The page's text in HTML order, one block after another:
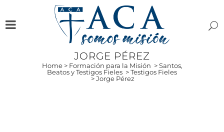
JORGE PÉREZ
Home> Formación para la Misión >Santos,
Beatos y Testigos Fieles >Testigos Fieles
>Jorge Pérez